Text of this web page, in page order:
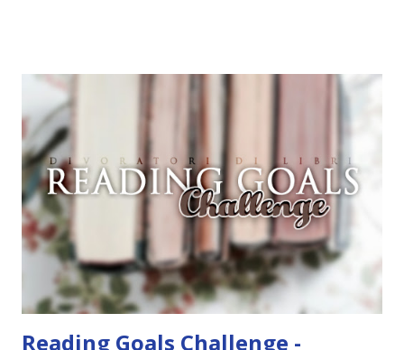
Frankenstein Un libro ambientato in Germania \
Frankenstein Un libro da cui è stato tratto un film \
Frankenstein Il prossimo mese dovrei spuntare più
obiettivi secondo i miei piani di lettura 😂 Adesso facciamo
due calcoli! Chi ha letto il maggior numero di libri? Sara
Sara con ben 24 letture ! Chi ha completato il maggior
numero di obiettivi? Sara Sara con 131\200 obiettivi (ho
escluso quelli che prevedono la lettu...
Reading Goals Challenge -